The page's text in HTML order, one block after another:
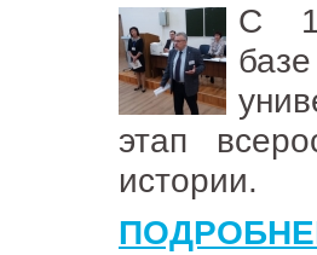
С
этап
истории.